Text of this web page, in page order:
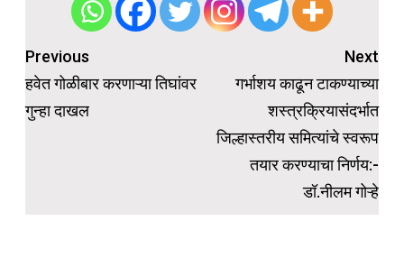
Post
navigation
Previous
हवेत गोळीबार करणाऱ्या तिघांवर
गुन्हा दाखल
Next
गर्भाशय काढून टाकण्याच्या
शस्त्रक्रियासंदर्भात
जिल्हास्तरीय समित्यांचे स्वरूप
तयार करण्याचा निर्णय:-
डॉ.नीलम गोऱ्हे